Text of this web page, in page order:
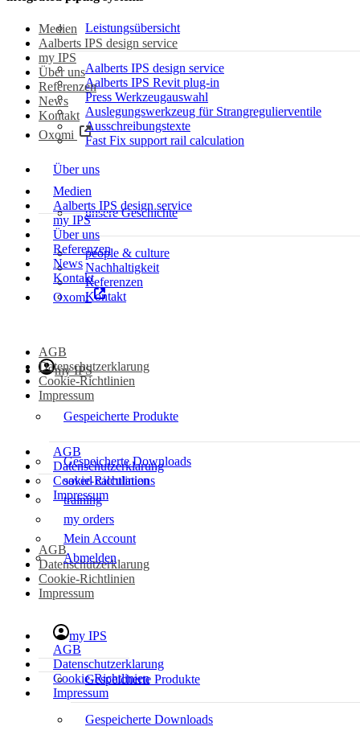
Leistungsübersicht
Aalberts IPS design service
Aalberts IPS Revit plug-in
Press Werkzeugauswahl
Auslegungswerkzeug für Strangregulierventile
Ausschreibungstexte
Fast Fix support rail calculation
Über uns
unsere Geschichte
people & culture
Nachhaltigkeit
Referenzen
Kontakt
my IPS
Gespeicherte Produkte
Gespeicherte Downloads
saved calculations
training
my orders
Mein Account
Abmelden
my IPS
Gespeicherte Produkte
Gespeicherte Downloads
Medien
Aalberts IPS design service
my IPS
Über uns
Referenzen
News
Kontakt
Oxomi
Medien
Aalberts IPS design service
my IPS
Über uns
Referenzen
News
Kontakt
Oxomi
AGB
Datenschutzerklarung
Cookie-Richtlinien
Impressum
AGB
Datenschutzerklarung
Cookie-Richtlinien
Impressum
AGB
Datenschutzerklarung
Cookie-Richtlinien
Impressum
AGB
Datenschutzerklarung
Cookie-Richtlinien
Impressum